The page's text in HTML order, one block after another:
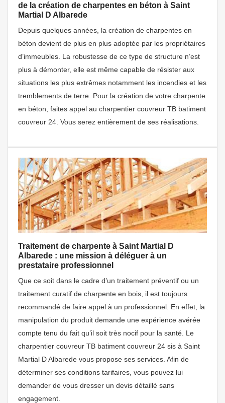
de la création de charpentes en béton à Saint
Martial D Albarede
Depuis quelques années, la création de charpentes en
béton devient de plus en plus adoptée par les propriétaires
d’immeubles. La robustesse de ce type de structure n’est
plus à démonter, elle est même capable de résister aux
situations les plus extrêmes notamment les incendies et les
tremblements de terre. Pour la création de votre charpente
en béton, faites appel au charpentier couvreur TB batiment
couvreur 24. Vous serez entièrement de ses réalisations.
Traitement de charpente à Saint Martial D
Albarede : une mission à déléguer à un
prestataire professionnel
Que ce soit dans le cadre d’un traitement préventif ou un
traitement curatif de charpente en bois, il est toujours
recommandé de faire appel à un professionnel. En effet, la
manipulation du produit demande une expérience avérée
compte tenu du fait qu’il soit très nocif pour la santé. Le
charpentier couvreur TB batiment couvreur 24 sis à Saint
Martial D Albarede vous propose ses services. Afin de
déterminer ses conditions tarifaires, vous pouvez lui
demander de vous dresser un devis détaillé sans
engagement.